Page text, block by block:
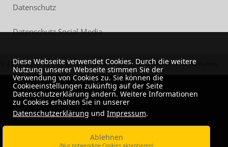
Datenschutz
Datenschutz Social Media
© 2018-2023, Vossloh-Schwabe Deutschland GmbH. Alle Rechte vorbehalten.
Diese Webseite verwendet Cookies. Durch die weitere
Nutzung unserer Webseite stimmen Sie der
Verwendung von Cookies zu. Sie können die
Cookieeinstellungen zukünftig auf der Seite
Datenschutzerklärung ändern. Weitere Informationen
zu Cookies erhalten Sie in unserer
Datenschutzerklärung und Impressum.
Ablehnen
(Nur notwendige Cookies akzeptieren)